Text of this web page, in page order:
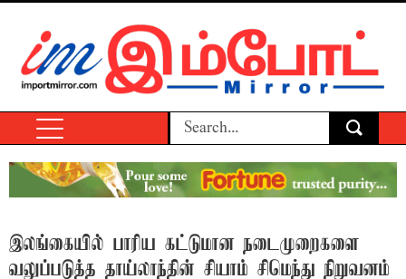
இலங்கையில் பாரிய கட்டுமான நடைமுறைகளை
வலுப்படுத்த தாய்லாந்தின் சியாம் சிமெந்து நிறுவனம்